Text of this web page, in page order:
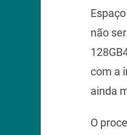
não
com a
ainda
O